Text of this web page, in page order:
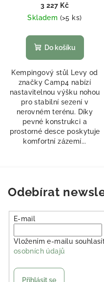
3 227 Kč
Skladem (>5 ks)
Do košíku
Kempingový stůl Levy od
značky Camp4 nabízí
nastavitelnou výšku nohou
pro stabilní sezení v
nerovném terénu. Díky
pevné konstrukci a
prostorné desce poskytuje
komfortní zázemí...
Odebírat
E-mail
Vložením e-mailu
osobních údajů
Přihlásit se